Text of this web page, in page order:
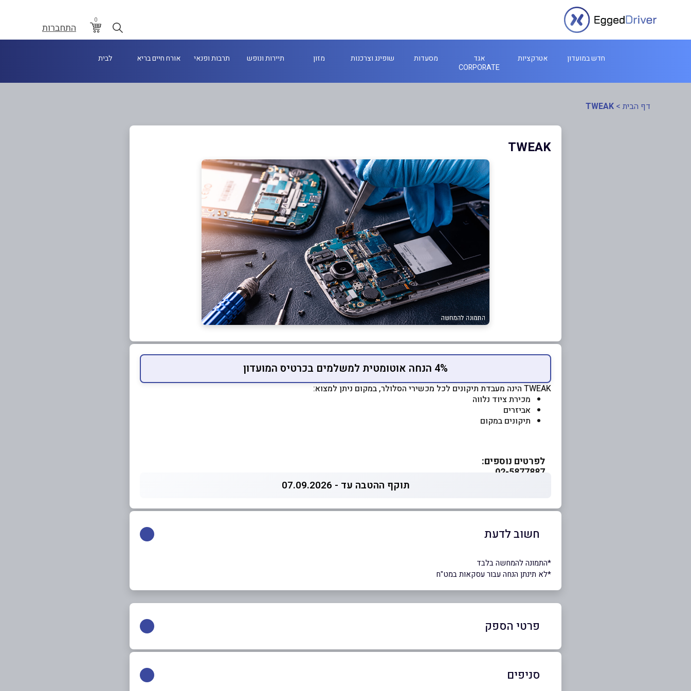
0
התחברות
חדש במועדון אטרקציות
אגד
CORPORATE
מסעדות שופינג וצרכנות מזון תיירות ונופש תרבות ופנאי אורח חיים בריא לבית
דף הבית >
TWEAK
TWEAK
4% הנחה אוטומטית למשלמים בכרטיס המועדון
TWEAK הינה
מעבדת תיקונים לכל מכשירי הסלולר, במקום ניתן למצוא:
מכירת ציוד נלווה
אביזרים
תיקונים במקום
לפרטים נוספים:
תוקף ההטבה עד - 07.09.2026
חשוב לדעת
*התמונה להמחשה בלבד
*לא תינתן הנחה עבור עסקאות במט"ח
פרטי הספק
02-5877887
|
050-5945595
סניפים